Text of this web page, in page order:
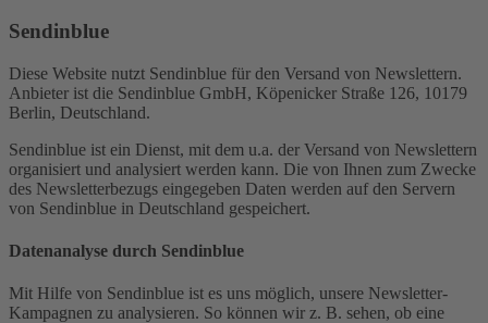
Sendinblue
Diese Website nutzt Sendinblue für den Versand von Newslettern.
Anbieter ist die Sendinblue GmbH, Köpenicker Straße 126, 10179
Berlin, Deutschland.
Sendinblue ist ein Dienst, mit dem u.a. der Versand von Newslettern
organisiert und analysiert werden kann. Die von Ihnen zum Zwecke
des Newsletterbezugs eingegeben Daten werden auf den Servern
von Sendinblue in Deutschland gespeichert.
Datenanalyse durch Sendinblue
Mit Hilfe von Sendinblue ist es uns möglich, unsere Newsletter-
Kampagnen zu analysieren. So können wir z. B. sehen, ob eine